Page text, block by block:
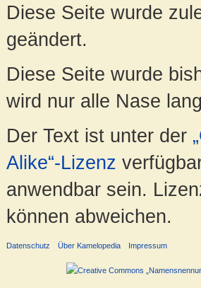
Diese Seite wurde
geändert.
Diese Seite wurde
wird nur alle Nase
Der Text ist unter der
Alike“-Lizenz
anwendbar sein.
können abweichen.
Datenschutz Über Kamelopedia Impressum